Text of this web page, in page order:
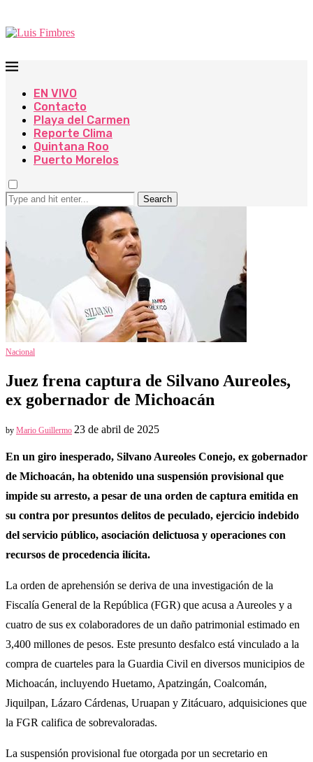
EN VIVO
Contacto
Playa del Carmen
Reporte Clima
Quintana Roo
Puerto Morelos
Search
Nacional
Juez frena captura de Silvano Aureoles,
ex gobernador de Michoacán
by Mario Guillermo 23 de abril de 2025
En un giro inesperado, Silvano Aureoles Conejo, ex gobernador
de Michoacán, ha obtenido una suspensión provisional que
impide su arresto, a pesar de una orden de captura emitida en
su contra por presuntos delitos de peculado, ejercicio indebido
del servicio público, asociación delictuosa y operaciones con
recursos de procedencia ilícita.
La orden de aprehensión se deriva de una investigación de la
Fiscalía General de la República (FGR) que acusa a Aureoles y a
cuatro de sus ex colaboradores de un daño patrimonial estimado en
3,400 millones de pesos. Este presunto desfalco está vinculado a la
compra de cuarteles para la Guardia Civil en diversos municipios de
Michoacán, incluyendo Huetamo, Apatzingán, Coalcomán,
Jiquilpan, Lázaro Cárdenas, Uruapan y Zitácuaro, adquisiciones que
la FGR califica de sobrevaloradas.
La suspensión provisional fue otorgada por un secretario en